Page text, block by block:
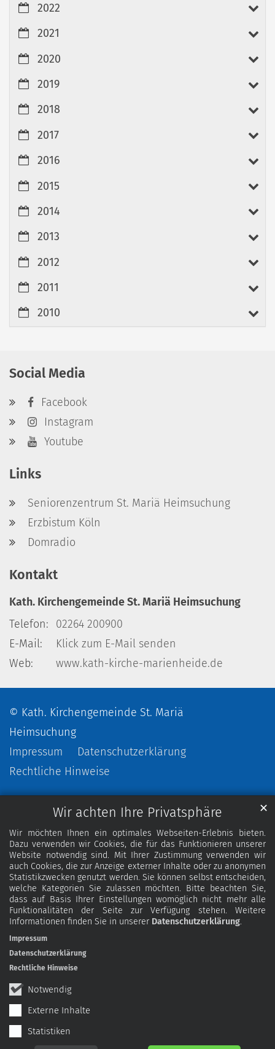
Wir achten Ihre Privatsphäre
Wir möchten Ihnen ein optimales Webseiten-Erlebnis bieten.
Dazu verwenden wir Cookies, die für das Funktionieren unserer
Website notwendig sind. Mit Ihrer Zustimmung verwenden wir
auch Cookies, die zur Anzeige externer Inhalte oder zu anonymen
Statistikzwecken genutzt werden. Sie können selbst entscheiden,
welche Kategorien Sie zulassen möchten. Bitte beachten Sie,
dass auf Basis Ihrer Einstellungen womöglich nicht mehr alle
Funktionalitäten der Seite zur Verfügung stehen. Weitere
Informationen finden Sie in unserer Datenschutzerklärung.
Notwendig
Externe Inhalte
Statistiken
✕
Impressum
Datenschutzerklärung
Rechtliche Hinweise
2022
2021
2020
2019
2018
2017
2016
2015
2014
2013
2012
2011
2010
Social Media
Facebook
Instagram
Youtube
Links
Seniorenzentrum St. Mariä Heimsuchung
Erzbistum Köln
Domradio
Kontakt
Kath. Kirchengemeinde St. Mariä Heimsuchung
Telefon:
02264 200900
E-Mail:
Klick zum E-Mail senden
Web:
www.kath-kirche-marienheide.de
© Kath. Kirchengemeinde St. Mariä
Heimsuchung
Impressum
Datenschutzerklärung
Rechtliche Hinweise